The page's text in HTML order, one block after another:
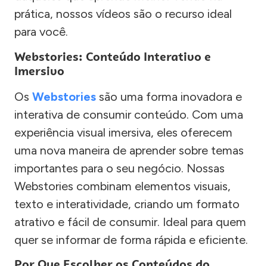
prática, nossos vídeos são o recurso ideal
para você.
Webstories: Conteúdo Interativo e
Imersivo
Os Webstories são uma forma inovadora e
interativa de consumir conteúdo. Com uma
experiência visual imersiva, eles oferecem
uma nova maneira de aprender sobre temas
importantes para o seu negócio. Nossas
Webstories combinam elementos visuais,
texto e interatividade, criando um formato
atrativo e fácil de consumir. Ideal para quem
quer se informar de forma rápida e eficiente.